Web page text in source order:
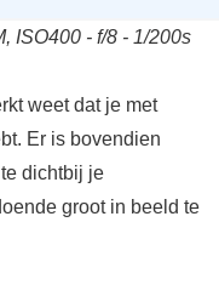
ISO400 - f/8 - 1/200s
weet dat je met
Er is bovendien
dichtbij je
groot in beeld te